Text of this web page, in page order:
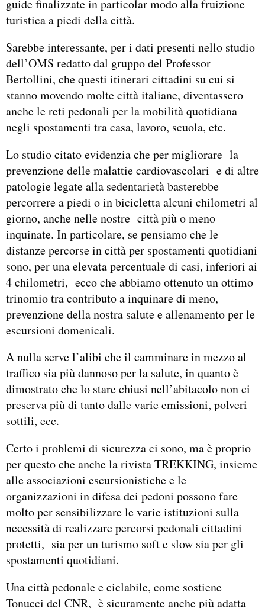
guide finalizzate in particolar modo alla fruizione
turistica a piedi della città.
Sarebbe interessante, per i dati presenti nello studio
dell’OMS redatto dal gruppo del Professor
Bertollini, che questi itinerari cittadini su cui si
stanno movendo molte città italiane, diventassero
anche le reti pedonali per la mobilità quotidiana
negli spostamenti tra casa, lavoro, scuola, etc.
Lo studio citato evidenzia che per migliorare la
prevenzione delle malattie cardiovascolari e di altre
patologie legate alla sedentarietà basterebbe
percorrere a piedi o in bicicletta alcuni chilometri al
giorno, anche nelle nostre città più o meno
inquinate. In particolare, se pensiamo che le
distanze percorse in città per spostamenti quotidiani
sono, per una elevata percentuale di casi, inferiori ai
4 chilometri, ecco che abbiamo ottenuto un ottimo
trinomio tra contributo a inquinare di meno,
prevenzione della nostra salute e allenamento per le
escursioni domenicali.
A nulla serve l’alibi che il camminare in mezzo al
traffico sia più dannoso per la salute, in quanto è
dimostrato che lo stare chiusi nell’abitacolo non ci
preserva più di tanto dalle varie emissioni, polveri
sottili, ecc.
Certo i problemi di sicurezza ci sono, ma è proprio
per questo che anche la rivista TREKKING, insieme
alle associazioni escursionistiche e le
organizzazioni in difesa dei pedoni possono fare
molto per sensibilizzare le varie istituzioni sulla
necessità di realizzare percorsi pedonali cittadini
protetti, sia per un turismo soft e slow sia per gli
spostamenti quotidiani.
Una città pedonale e ciclabile, come sostiene
Tonucci del CNR, è sicuramente anche più adatta